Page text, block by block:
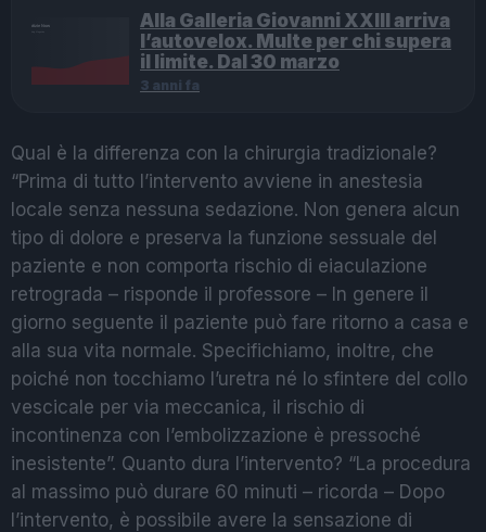
Alla Galleria Giovanni XXIII arriva
l’autovelox. Multe per chi supera
il limite. Dal 30 marzo
3 anni fa
Qual è la differenza con la chirurgia tradizionale?
“Prima di tutto l’intervento avviene in anestesia
locale senza nessuna sedazione. Non genera alcun
tipo di dolore e preserva la funzione sessuale del
paziente e non comporta rischio di eiaculazione
retrograda – risponde il professore – In genere il
giorno seguente il paziente può fare ritorno a casa e
alla sua vita normale. Specifichiamo, inoltre, che
poiché non tocchiamo l’uretra né lo sfintere del collo
vescicale per via meccanica, il rischio di
incontinenza con l’embolizzazione è pressoché
inesistente”. Quanto dura l’intervento? “La procedura
al massimo può durare 60 minuti – ricorda – Dopo
l’intervento, è possibile avere la sensazione di